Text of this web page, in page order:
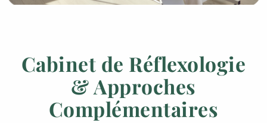
Cabinet de Réflexologie
& Approches
Complémentaires